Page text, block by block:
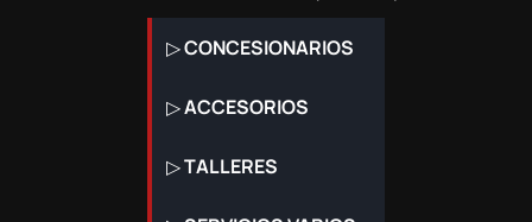
▷CONCESIONARIOS
▷ACCESORIOS
▷TALLERES